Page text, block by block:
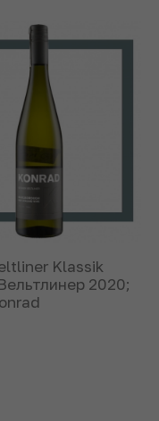
Klassik
2020;